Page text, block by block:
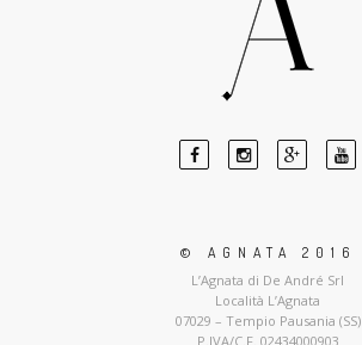
© AGNATA 2016
L’Agnata di De André Srl
Località L’Agnata
07029 – Tempio Pausania (SS)
P.IVA/C.F. 02434000903